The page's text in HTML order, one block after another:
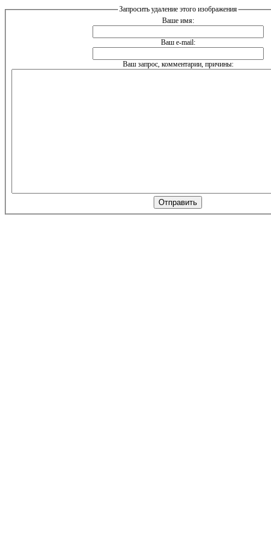
Запросить удаление этого изображения
Ваше имя:
Ваш e-mail:
Ваш запрос, комментарии, причины: